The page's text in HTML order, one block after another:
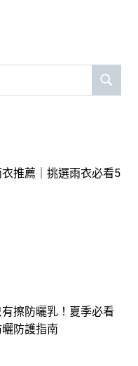
SEARCH
推薦｜挑選雨衣必看5
擦防曬乳！夏季必看
防護指南